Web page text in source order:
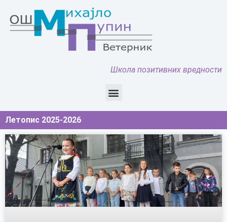
Школа позитивних вредности
Летопис 2025-2026